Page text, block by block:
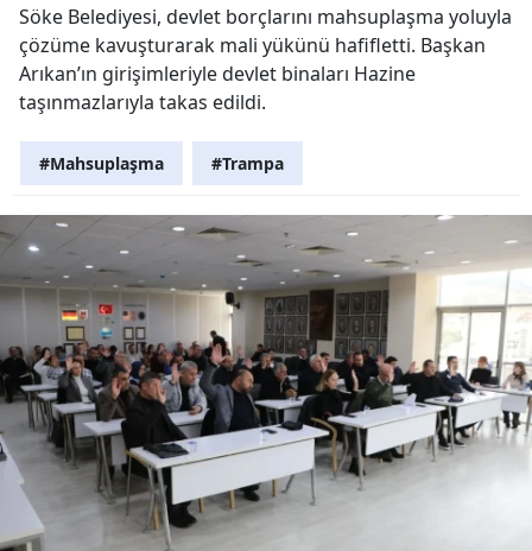
Söke Belediyesi, devlet borçlarını mahsuplaşma yoluyla
çözüme kavuşturarak mali yükünü hafifletti. Başkan
Arıkan’ın girişimleriyle devlet binaları Hazine
taşınmazlarıyla takas edildi.
#Mahsuplaşma #Trampa